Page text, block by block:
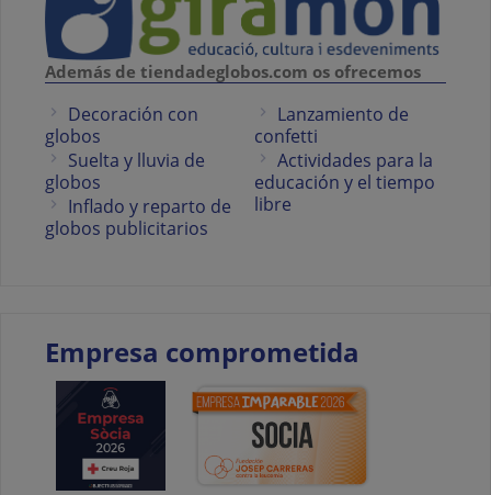
Además de tiendadeglobos.com os ofrecemos
Decoración con
globos
Suelta y lluvia de
globos
Inflado y reparto de
globos publicitarios
Lanzamiento de
confetti
Actividades para la
educación y el tiempo
libre
Empresa comprometida